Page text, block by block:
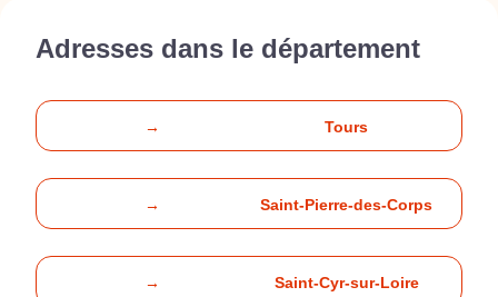
Adresses dans le département
→ Tours
→ Saint-Pierre-des-Corps
→ Saint-Cyr-sur-Loire